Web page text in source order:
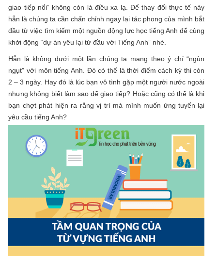
giao tiếp nổi” không còn là điều xa lạ. Để thay đổi thực tế này
hẳn là chúng ta cần chấn chỉnh ngay lại tác phong của mình bắt
đầu từ việc tìm kiếm một nguồn động lực học tiếng Anh để cùng
khởi động “dự án yêu lại từ đầu với Tiếng Anh” nhé.
Hẳn là không dưới một lần chúng ta mang theo ý chí “ngùn
ngụt” với môn tiếng Anh. Đó có thể là thời điểm cách kỳ thi còn
2 – 3 ngày. Hay đó là lúc bạn vô tình gặp một người nước ngoài
nhưng không biết làm sao để giao tiếp? Hoặc cũng có thể là khi
bạn chợt phát hiện ra rằng vị trí mà mình muốn ứng tuyển lại
yêu cầu tiếng Anh?